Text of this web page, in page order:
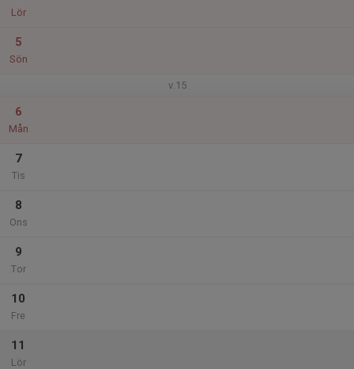
Lör
5
Sön
v.15
6
Mån
7
Tis
8
Ons
9
Tor
10
Fre
11
Lör